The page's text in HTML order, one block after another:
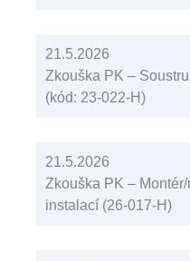
21.5.2026
Zkouška PK –
(kód: 23-022-H)
21.5.2026
Zkouška PK –
instalací (26-017-H)